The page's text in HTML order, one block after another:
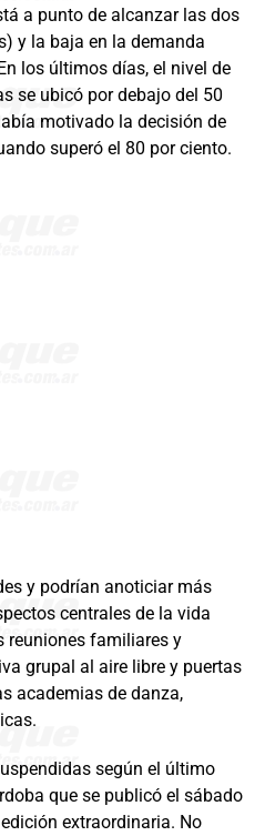
a punto de alcanzar las dos
y la baja en la demanda
los últimos días, el nivel de
se ubicó por debajo del 50
motivado la decisión de
superó el 80 por ciento.
y podrían anoticiar más
centrales de la vida
reuniones familiares y
grupal al aire libre y puertas
academias de danza,
según el último
que se publicó el sábado
extraordinaria. No